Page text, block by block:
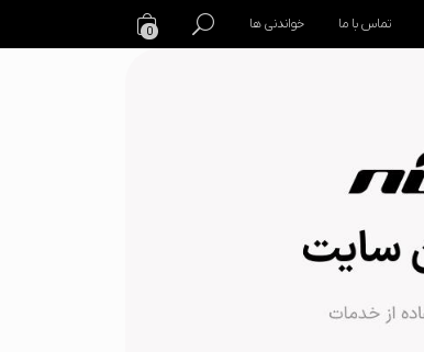
تماس با ما خواندنی ها 0